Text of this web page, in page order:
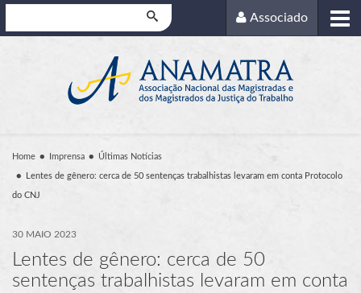
Associado
Home Imprensa Últimas Notícias
Lentes de gênero: cerca de 50 sentenças trabalhistas levaram em conta Protocolo
do CNJ
30 MAIO 2023
Lentes de gênero: cerca de 50
sentenças trabalhistas levaram em conta